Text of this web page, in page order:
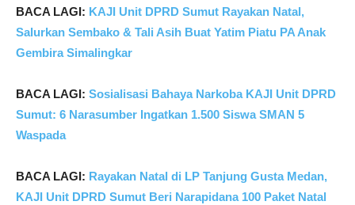
BACA LAGI: KAJI Unit DPRD Sumut Rayakan Natal,
Salurkan Sembako & Tali Asih Buat Yatim Piatu PA Anak
Gembira Simalingkar
BACA LAGI: Sosialisasi Bahaya Narkoba KAJI Unit DPRD
Sumut: 6 Narasumber Ingatkan 1.500 Siswa SMAN 5
Waspada
BACA LAGI: Rayakan Natal di LP Tanjung Gusta Medan,
KAJI Unit DPRD Sumut Beri Narapidana 100 Paket Natal